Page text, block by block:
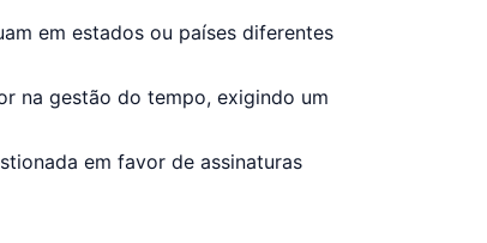
em estados ou países diferentes
na gestão do tempo, exigindo um
em favor de assinaturas